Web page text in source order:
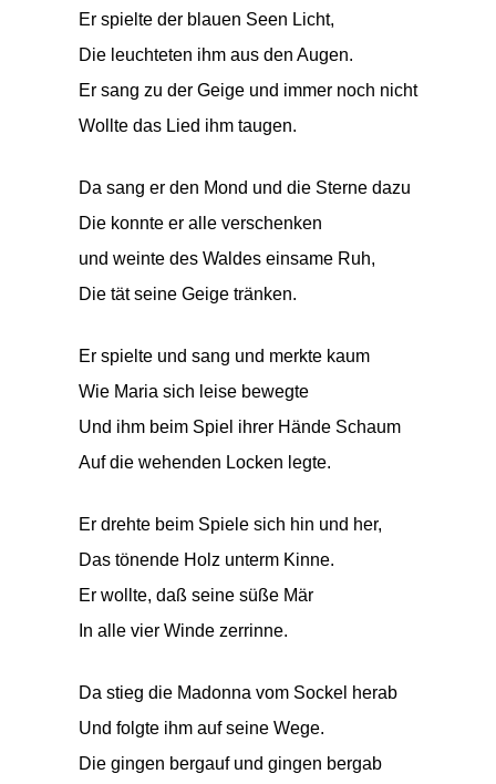
Er spielte der blauen Seen Licht,
Die leuchteten ihm aus den Augen.
Er sang zu der Geige und immer noch nicht
Wollte das Lied ihm taugen.
Da sang er den Mond und die Sterne dazu
Die konnte er alle verschenken
und weinte des Waldes einsame Ruh,
Die tät seine Geige tränken.
Er spielte und sang und merkte kaum
Wie Maria sich leise bewegte
Und ihm beim Spiel ihrer Hände Schaum
Auf die wehenden Locken legte.
Er drehte beim Spiele sich hin und her,
Das tönende Holz unterm Kinne.
Er wollte, daß seine süße Mär
In alle vier Winde zerrinne.
Da stieg die Madonna vom Sockel herab
Und folgte ihm auf seine Wege.
Die gingen bergauf und gingen bergab